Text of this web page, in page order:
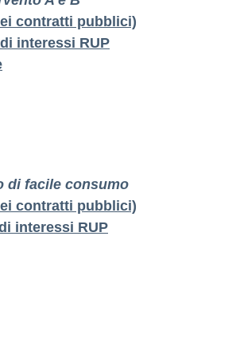
contratti pubblici)
interessi RUP
di facile consumo
contratti pubblici)
interessi RUP